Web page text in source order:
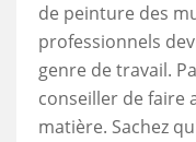
de peinture des
professionnels
genre de travail.
conseiller de faire
matière. Sachez